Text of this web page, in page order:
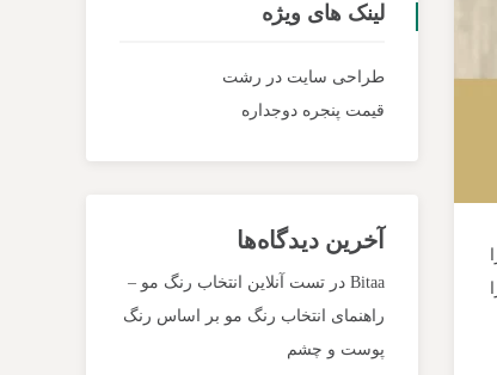
لینک های ویژه
طراحی سایت در رشت
قیمت پنجره دوجداره
آخرین دیدگاه‌ها
Bitaa درتست آنلاین انتخاب رنگ مو –
راهنمای انتخاب رنگ مو بر اساس رنگ
پوست و چشم